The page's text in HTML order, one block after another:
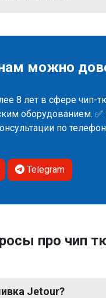
можно
8 лет в сфере чип-
оборудованием.
по
Telegram
про чип
Jetour?